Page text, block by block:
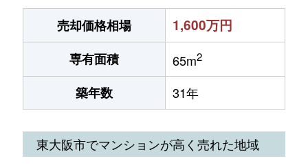
売却価格相場
1,600万円
専有面積 65m2
築年数 31年
東大阪市でマンションが高く売れた地域